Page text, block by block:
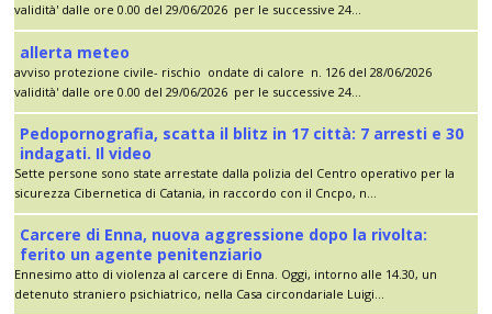
validità' dalle ore 0.00 del 29/06/2026 per le successive 24...
allerta meteo
avviso protezione civile- rischio ondate di calore n. 126 del 28/06/2026
validità' dalle ore 0.00 del 29/06/2026 per le successive 24...
Pedopornografia, scatta il blitz in 17 città: 7 arresti e 30
indagati. Il video
Sette persone sono state arrestate dalla polizia del Centro operativo per la
sicurezza Cibernetica di Catania, in raccordo con il Cncpo, n...
Carcere di Enna, nuova aggressione dopo la rivolta:
ferito un agente penitenziario
Ennesimo atto di violenza al carcere di Enna. Oggi, intorno alle 14.30, un
detenuto straniero psichiatrico, nella Casa circondariale Luigi...